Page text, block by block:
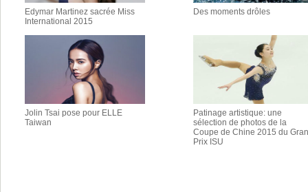
Edymar Martinez sacrée Miss
International 2015
Des moments drôles
Jolin Tsai pose pour ELLE
Taiwan
Patinage artistique: une
sélection de photos de la
Coupe de Chine 2015 du
Prix ISU